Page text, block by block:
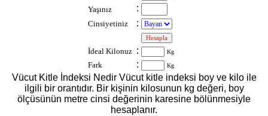
Yaşınız :
Cinsiyetiniz
:
İdeal Kilonuz : Kg
Fark : Kg
Vücut Kitle İndeksi Nedir Vücut kitle indeksi boy ve kilo ile
ilgili bir orantıdır. Bir kişinin kilosunun kg değeri, boy
ölçüsünün metre cinsi değerinin karesine bölünmesiyle
hesaplanır.